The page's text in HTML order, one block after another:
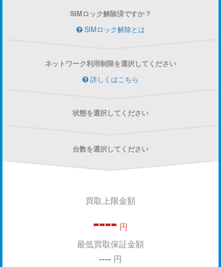
SIMロック解除済ですか？
SIMロック解除とは
ネットワーク利用制限を選択してください
詳しくはこちら
状態を選択してください
台数を選択してください
買取上限金額
---- 円
最低買取保証金額
---- 円